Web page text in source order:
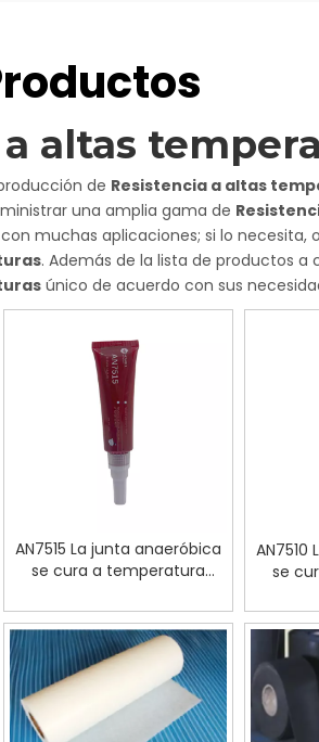
altas
de Resistencia a altas
una amplia gama de
muchas aplicaciones; si lo
. Además de la lista de productos
único de acuerdo con sus
AN7515 La junta anaeróbica
se cura a temperatura
se